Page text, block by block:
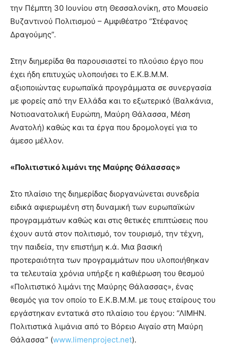
την Πέμπτη 30 Ιουνίου στη Θεσσαλονίκη, στο Μουσείο
Βυζαντινού Πολιτισμού – Αμφιθέατρο “Στέφανος
Δραγούμης”.
Στην διημερίδα θα παρουσιαστεί το πλούσιο έργο που
έχει ήδη επιτυχώς υλοποιήσει το Ε.Κ.Β.Μ.Μ.
αξιοποιώντας ευρωπαϊκά προγράμματα σε συνεργασία
με φορείς από την Ελλάδα και το εξωτερικό (Βαλκάνια,
Νοτιοανατολική Ευρώπη, Μαύρη Θάλασσα, Μέση
Ανατολή) καθώς και τα έργα που δρομολογεί για το
άμεσο μέλλον.
«Πολιτιστικό λιμάνι της Μαύρης Θάλασσας»
Στο πλαίσιο της διημερίδας διοργανώνεται συνεδρία
ειδικά αφιερωμένη στη δυναμική των ευρωπαϊκών
προγραμμάτων καθώς και στις θετικές επιπτώσεις που
έχουν αυτά στον πολιτισμό, τον τουρισμό, την τέχνη,
την παιδεία, την επιστήμη κ.ά. Μια βασική
προτεραιότητα των προγραμμάτων που υλοποιήθηκαν
τα τελευταία χρόνια υπήρξε η καθιέρωση του θεσμού
«Πολιτιστικό λιμάνι της Μαύρης Θάλασσας», ένας
θεσμός για τον οποίο το Ε.Κ.Β.Μ.Μ. με τους εταίρους του
εργάστηκαν εντατικά στο πλαίσιο του έργου: “ΛΙΜΗΝ.
Πολιτιστικά λιμάνια από το Βόρειο Αιγαίο στη Μαύρη
Θάλασσα” (www.limenproject.net).